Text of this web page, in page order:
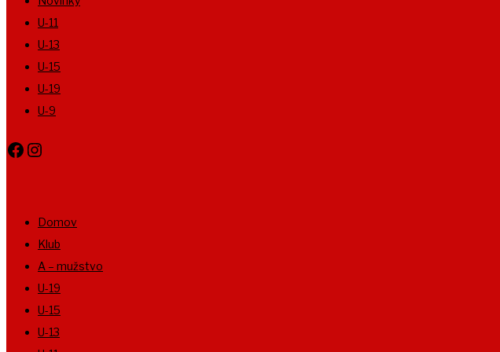
U-11
U-13
U-15
U-19
U-9
Facebook
Instagram
Domov
Klub
A – mužstvo
U-19
U-15
U-13